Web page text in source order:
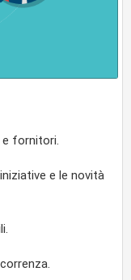
fornitori.
e le novità